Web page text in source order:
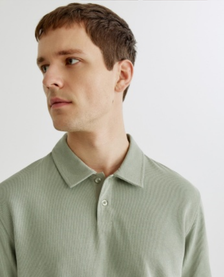
WINX CLUB
КЛУБ 12:00
HELLO, ТРОПИКИ
НОВИНКИ
ОДЕЖДА
АКСЕССУАРЫ
SELA × МАЛЕНЬКИЙ ПРИНЦ
ПРИМЕРИТЬ ОНЛАЙН
SELA × HELLO KITTY
СКОРО В ПРОДАЖЕ
РАСПРОДАЖА ДО -60%
ЛУКБУКИ
ПОДАРОЧНЫЕ СЕРТИФИКАТЫ
НА СЛУЧАЙ ПОНЕДЕЛЬНИКА
КОНСТРУКТОР ГАРДЕРОБА
НОВИНКИ